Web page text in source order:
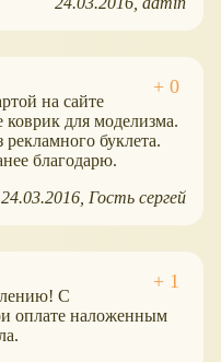
на сайте
для моделизма.
буклета.
благодарю.
24.03.2016 Гость сергей
С
оплате наложенным